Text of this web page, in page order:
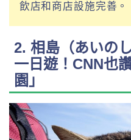
飲店和商店設施完善。
2. 相島（あいの
一日遊！CNN也
園」